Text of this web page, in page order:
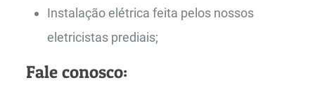
Instalação elétrica feita pelos nossos
eletricistas prediais;
Fale conosco: